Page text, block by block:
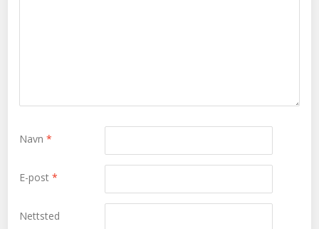
Navn*
E-post*
Nettsted